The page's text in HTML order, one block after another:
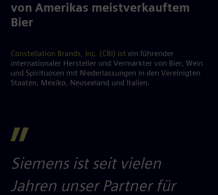
von Amerikas meistverkauftem
Bier
Constellation Brands, Inc. (CBI) ist ein führender
internationaler Hersteller und Vermarkter von Bier, Wein
und Spirituosen mit Niederlassungen in den Vereinigten
Staaten, Mexiko, Neuseeland und Italien.
Siemens ist seit vielen
Jahren unser Partner für